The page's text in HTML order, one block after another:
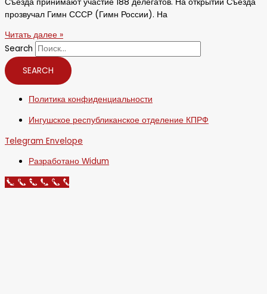
прозвучал Гимн СССР (Гимн России). На
Читать далее »
Search
SEARCH
Политика конфиденциальности
Ингушское республиканское отделение КПРФ
Telegram Envelope
Разработано Widum
Call Now Button